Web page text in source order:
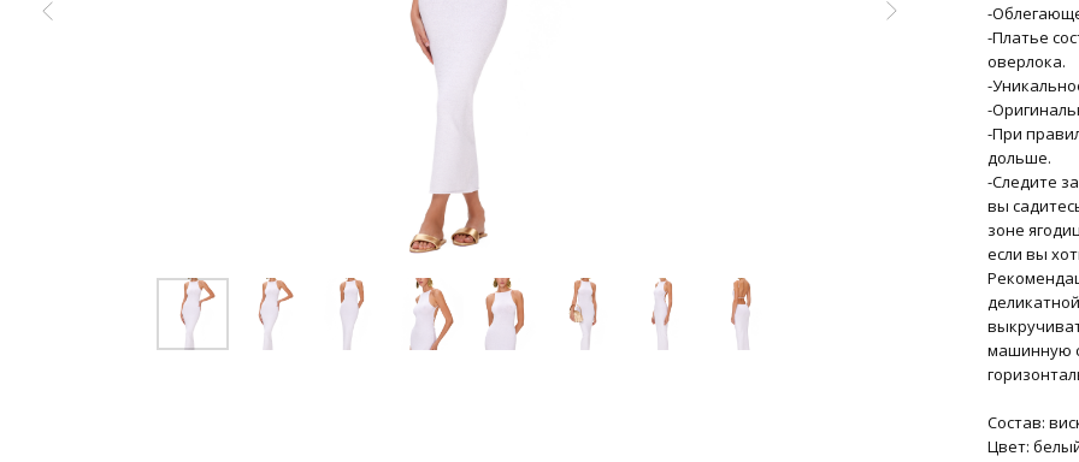
-
-Платье
оверлока.
-
-
-При
дольше.
-Следите
вы
зоне
если вы
машинную
Состав:
Цвет: